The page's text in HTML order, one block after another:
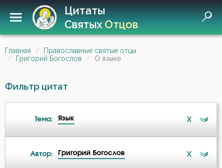
Цитаты
СвятыхОтцов
Главная
Православные святые отцы
Григорий Богослов
О языке
Фильтр цитат
Тема: Язык X
Автор: Григорий Богослов X